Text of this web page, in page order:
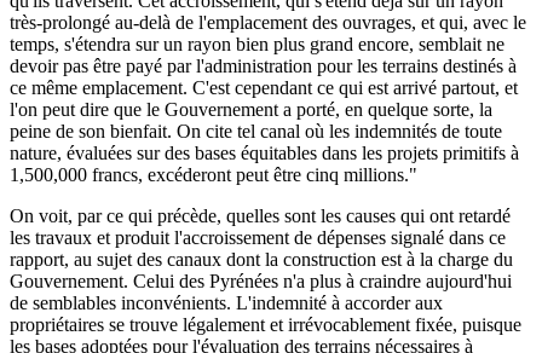
très-prolongé au-delà de l'emplacement des ouvrages, et qui, avec le
temps, s'étendra sur un rayon bien plus grand encore, semblait ne
devoir pas être payé par l'administration pour les terrains destinés à
ce même emplacement. C'est cependant ce qui est arrivé partout, et
l'on peut dire que le Gouvernement a porté, en quelque sorte, la
peine de son bienfait. On cite tel canal où les indemnités de toute
nature, évaluées sur des bases équitables dans les projets primitifs à
1,500,000 francs, excéderont peut être cinq millions."
On voit, par ce qui précède, quelles sont les causes qui ont retardé
les travaux et produit l'accroissement de dépenses signalé dans ce
rapport, au sujet des canaux dont la construction est à la charge du
Gouvernement. Celui des Pyrénées n'a plus à craindre aujourd'hui
de semblables inconvénients. L'indemnité à accorder aux
propriétaires se trouve légalement et irrévocablement fixée, puisque
les bases adoptées pour l'évaluation des terrains nécessaires à